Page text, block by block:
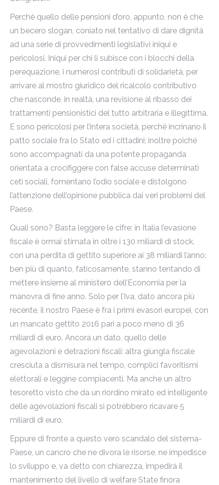
Perché quello delle pensioni d’oro, appunto, non è che
un becero slogan, coniato nel tentativo di dare dignità
ad una serie di provvedimenti legislativi iniqui e
pericolosi. Iniqui per chi li subisce con i blocchi della
perequazione, i numerosi contributi di solidarietà, per
arrivare al mostro giuridico del ricalcolo contributivo
che nasconde, in realtà, una revisione al ribasso dei
trattamenti pensionistici del tutto arbitraria e illegittima.
E sono pericolosi per l’intera società, perché incrinano il
patto sociale fra lo Stato ed i cittadini; inoltre poiché
sono accompagnati da una potente propaganda
orientata a crocifiggere con false accuse determinati
ceti sociali, fomentano l’odio sociale e distolgono
l’attenzione dell’opinione pubblica dai veri problemi del
Paese.
Quali sono? Basta leggere le cifre: in Italia l’evasione
fiscale è ormai stimata in oltre i 130 miliardi di stock,
con una perdita di gettito superiore ai 38 miliardi l’anno:
ben più di quanto, faticosamente, stanno tentando di
mettere insieme al ministero dell’Economia per la
manovra di fine anno. Solo per l’Iva, dato ancora più
recente, il nostro Paese è fra i primi evasori europei, con
un mancato gettito 2016 pari a poco meno di 36
miliardi di euro. Ancora un dato, quello delle
agevolazioni e detrazioni fiscali: altra giungla fiscale
cresciuta a dismisura nel tempo, complici favoritismi
elettorali e leggine compiacenti. Ma anche un altro
tesoretto visto che da un riordino mirato ed intelligente
delle agevolazioni fiscali si potrebbero ricavare 5
miliardi di euro.
Eppure di fronte a questo vero scandalo del sistema-
Paese, un cancro che ne divora le risorse, ne impedisce
lo sviluppo e, va detto con chiarezza, impedirà il
mantenimento del livello di welfare State finora